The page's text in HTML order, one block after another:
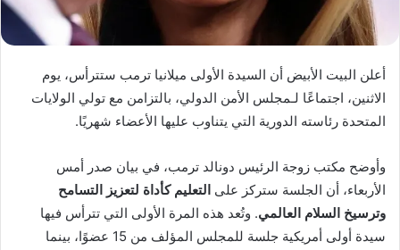
أعلن البيت الأبيض أن السيدة الأولى ميلانيا ترمب ستترأس، يوم
الاثنين، اجتماعًا لـمجلس الأمن الدولي، بالتزامن مع تولي الولايات
المتحدة رئاسته الدورية التي يتناوب عليها الأعضاء شهريًا.
وأوضح مكتب زوجة الرئيس دونالد ترمب، في بيان صدر أمس
الأربعاء، أن الجلسة ستركز على التعليم كأداة لتعزيز التسامح
وترسيخ السلام العالمي. وتُعد هذه المرة الأولى التي تترأس فيها
سيدة أولى أمريكية جلسة للمجلس المؤلف من 15 عضوًا، بينما